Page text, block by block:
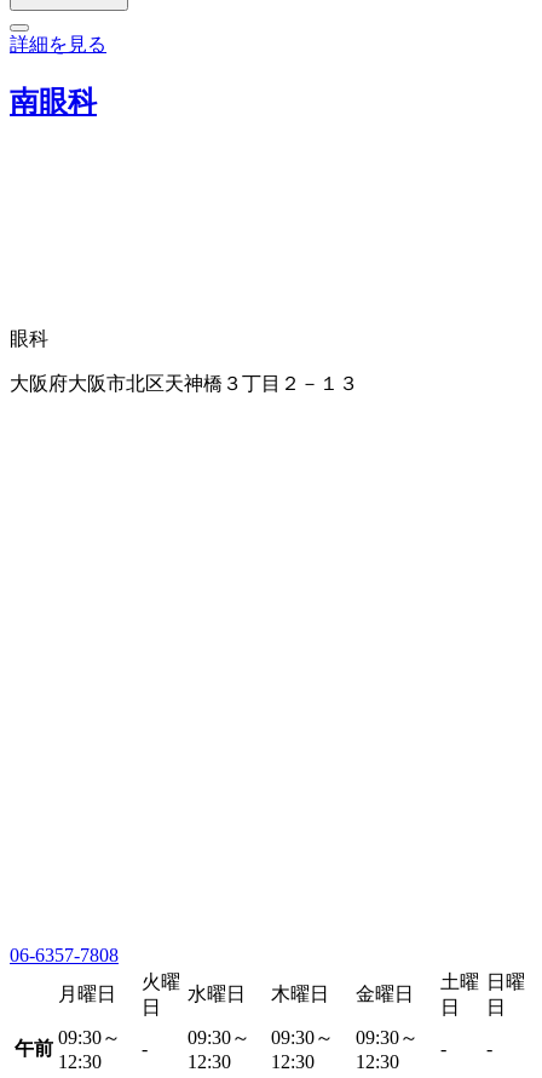
詳細を見る
南眼科
眼科
大阪府大阪市北区天神橋３丁目２－１３
06-6357-7808
月曜日
火曜
日
水曜日 木曜日 金曜日
土曜
日
日曜
日
午前
09:30～
12:30
-
09:30～
12:30
09:30～
12:30
09:30～
12:30
- -